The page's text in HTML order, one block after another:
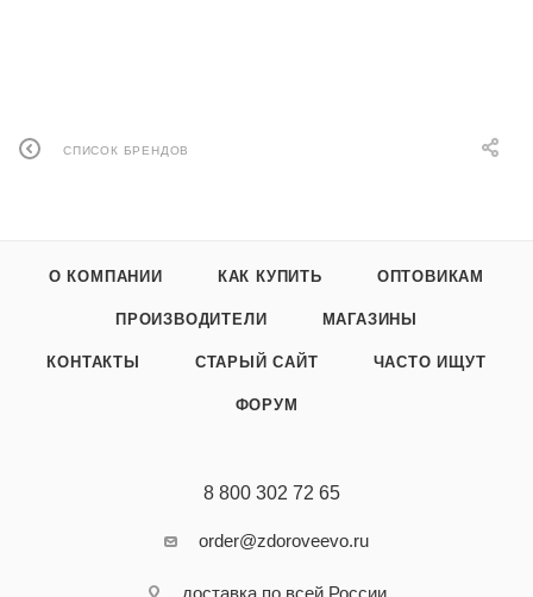
СПИСОК БРЕНДОВ
О КОМПАНИИ КАК КУПИТЬ ОПТОВИКАМ
ПРОИЗВОДИТЕЛИ МАГАЗИНЫ
КОНТАКТЫ СТАРЫЙ САЙТ ЧАСТО ИЩУТ
ФОРУМ
8 800 302 72 65
order@zdoroveevo.ru
доставка по всей России